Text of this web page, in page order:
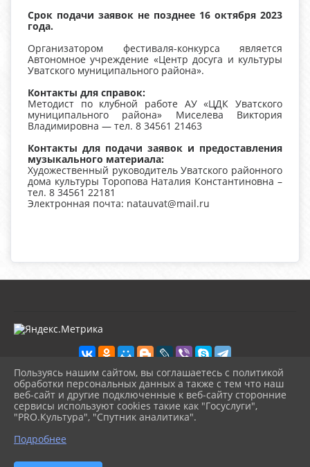
Срок подачи заявок не позднее 16 октября 2023
года.
Организатором фестиваля-конкурса является
Автономное учреждение «Центр досуга и культуры
Уватского муниципального района».
Контакты для справок:
Методист по клубной работе АУ «ЦДК Уватского
муниципального района» Миселева Виктория
Владимировна — тел. 8 34561 21463
Контакты для подачи заявок и предоставления
музыкального материала:
Художественный руководитель Уватского районного
дома культуры Торопова Наталия Константиновна –
тел. 8 34561 22181
Электронная почта: natauvat@mail.ru
2026 г. kultura-uvat.ru
Вход
Карта сайта
Политика обработки персональных данных
Сделано на KubCMS
Пользуясь нашим сайтом, вы соглашаетесь с политикой
обработки персональных данных а также с тем что наш
веб-сайт и другие подключенные к веб-сайту сторонние
сервисы используют cookies такие как "Госуслуги",
"PRO.Культура", "Спутник аналитика".
Подробнее